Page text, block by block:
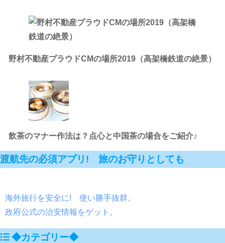
野村不動産プラウドCMの場所2019（高架橋鉄道の絶景）
飲茶のマナー作法は？点心と中国茶の場合をご紹介♪
渡航先の必須アプリ! 旅のお守りとしても
海外旅行を安全に! 使い勝手抜群。
政府公式の治安情報をゲット。
◆カテゴリー◆